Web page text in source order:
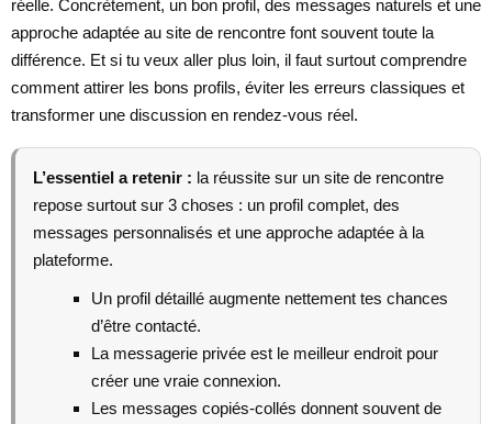
réelle. Concrètement, un bon profil, des messages naturels et une
approche adaptée au site de rencontre font souvent toute la
différence. Et si tu veux aller plus loin, il faut surtout comprendre
comment attirer les bons profils, éviter les erreurs classiques et
transformer une discussion en rendez-vous réel.
L’essentiel a retenir : la réussite sur un site de rencontre
repose surtout sur 3 choses : un profil complet, des
messages personnalisés et une approche adaptée à la
plateforme.
Un profil détaillé augmente nettement tes chances
d’être contacté.
La messagerie privée est le meilleur endroit pour
créer une vraie connexion.
Les messages copiés-collés donnent souvent de